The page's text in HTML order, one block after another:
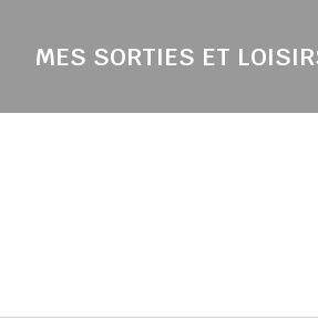
MES SORTIES ET